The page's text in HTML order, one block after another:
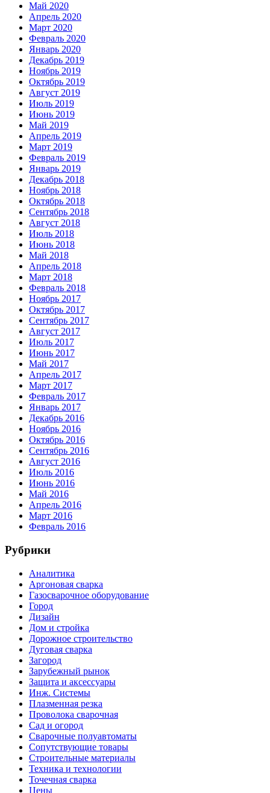
Май 2020
Апрель 2020
Март 2020
Февраль 2020
Январь 2020
Декабрь 2019
Ноябрь 2019
Октябрь 2019
Август 2019
Июль 2019
Июнь 2019
Май 2019
Апрель 2019
Март 2019
Февраль 2019
Январь 2019
Декабрь 2018
Ноябрь 2018
Октябрь 2018
Сентябрь 2018
Август 2018
Июль 2018
Июнь 2018
Май 2018
Апрель 2018
Март 2018
Февраль 2018
Ноябрь 2017
Октябрь 2017
Сентябрь 2017
Август 2017
Июль 2017
Июнь 2017
Май 2017
Апрель 2017
Март 2017
Февраль 2017
Январь 2017
Декабрь 2016
Ноябрь 2016
Октябрь 2016
Сентябрь 2016
Август 2016
Июль 2016
Июнь 2016
Май 2016
Апрель 2016
Март 2016
Февраль 2016
Рубрики
Аналитика
Аргоновая сварка
Газосварочное оборудование
Город
Дизайн
Дом и стройка
Дорожное строительство
Дуговая сварка
Загород
Зарубежный рынок
Защита и аксессуары
Инж. Системы
Плазменная резка
Проволока сварочная
Сад и огород
Сварочные полуавтоматы
Сопутствующие товары
Строительные материалы
Техника и технологии
Точечная сварка
Цены